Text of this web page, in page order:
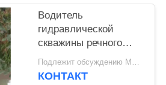
Водитель
гидравлической
скважины речного
канала - установка на
экскаваторе и
Подлежит обсуждению MOQ:1
КОНТАКТ